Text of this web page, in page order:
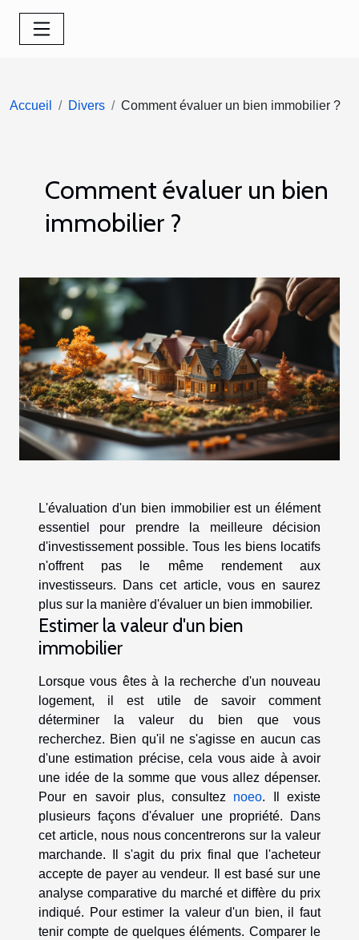
Accueil Divers Comment évaluer un bien immobilier ?
Comment évaluer un bien
immobilier ?
L'évaluation d'un bien immobilier est un élément
essentiel pour prendre la meilleure décision
d'investissement possible. Tous les biens locatifs
n'offrent pas le même rendement aux
investisseurs. Dans cet article, vous en saurez
plus sur la manière d'évaluer un bien immobilier.
Estimer la valeur d'un bien
immobilier
Lorsque vous êtes à la recherche d'un nouveau
logement, il est utile de savoir comment
déterminer la valeur du bien que vous
recherchez. Bien qu'il ne s'agisse en aucun cas
d'une estimation précise, cela vous aide à avoir
une idée de la somme que vous allez dépenser.
Pour en savoir plus, consultez noeo. Il existe
plusieurs façons d'évaluer une propriété. Dans
cet article, nous nous concentrerons sur la valeur
marchande. Il s'agit du prix final que l'acheteur
accepte de payer au vendeur. Il est basé sur une
analyse comparative du marché et diffère du prix
indiqué. Pour estimer la valeur d'un bien, il faut
tenir compte de quelques éléments. Comparer le